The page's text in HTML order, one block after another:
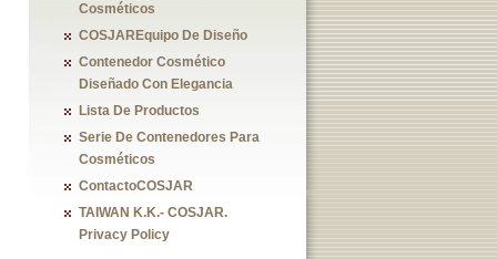
Cosméticos
COSJAREquipo De Diseño
Contenedor Cosmético
Diseñado Con Elegancia
Lista De Productos
Serie De Contenedores Para
Cosméticos
ContactoCOSJAR
TAIWAN K.K.- COSJAR.
Privacy Policy